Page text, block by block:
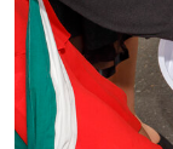
epaper login